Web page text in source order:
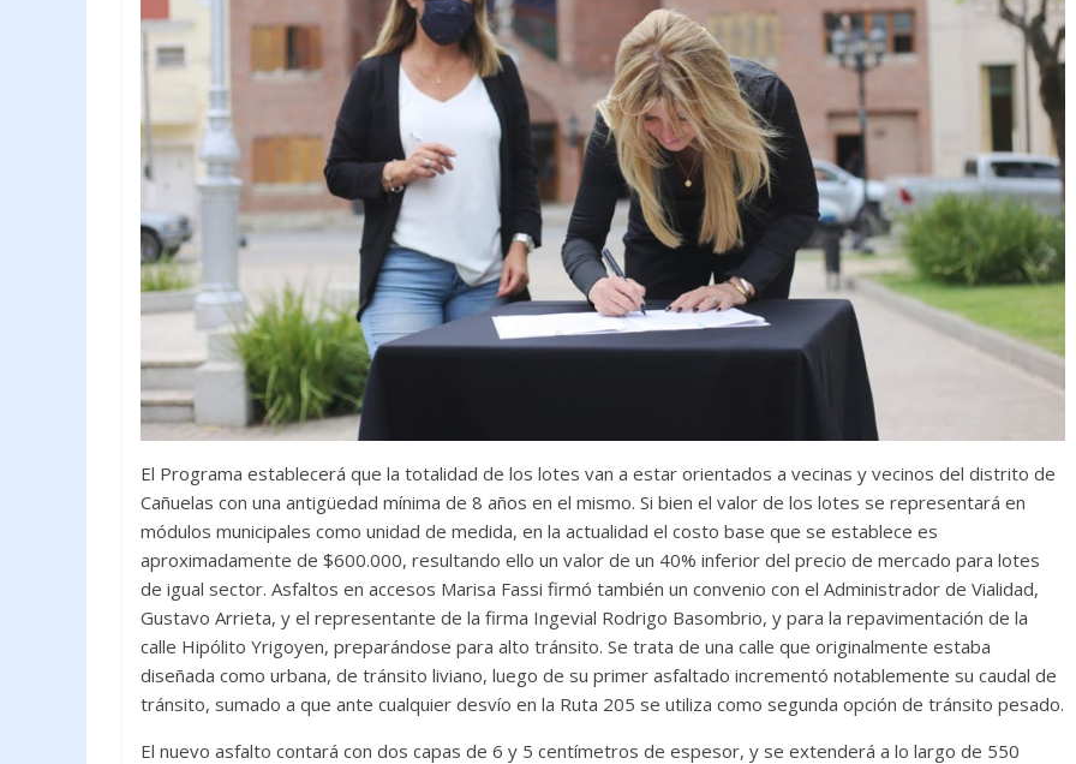
El Programa establecerá que la totalidad de los lotes van a estar orientados a vecinas y vecinos del distrito de
Cañuelas con una antigüedad mínima de 8 años en el mismo. Si bien el valor de los lotes se representará en
módulos municipales como unidad de medida, en la actualidad el costo base que se establece es
aproximadamente de $600.000, resultando ello un valor de un 40% inferior del precio de mercado para lotes
de igual sector. Asfaltos en accesos Marisa Fassi firmó también un convenio con el Administrador de Vialidad,
Gustavo Arrieta, y el representante de la firma Ingevial Rodrigo Basombrio, y para la repavimentación de la
calle Hipólito Yrigoyen, preparándose para alto tránsito. Se trata de una calle que originalmente estaba
diseñada como urbana, de tránsito liviano, luego de su primer asfaltado incrementó notablemente su caudal de
tránsito, sumado a que ante cualquier desvío en la Ruta 205 se utiliza como segunda opción de tránsito pesado.
El nuevo asfalto contará con dos capas de 6 y 5 centímetros de espesor, y se extenderá a lo largo de 550